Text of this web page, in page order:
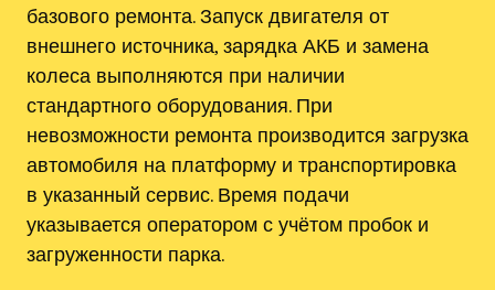
базового ремонта. Запуск двигателя от
внешнего источника, зарядка АКБ и замена
колеса выполняются при наличии
стандартного оборудования. При
невозможности ремонта производится загрузка
автомобиля на платформу и транспортировка
в указанный сервис. Время подачи
указывается оператором с учётом пробок и
загруженности парка.